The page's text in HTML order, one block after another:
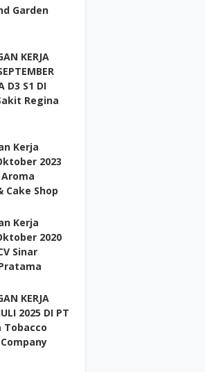
Garden
KERJA
D3 S1 DI
Regina
Kerja
2023
Aroma
Cake Shop
Kerja
2020
Sinar
KERJA
2025 DI PT
Tobacco